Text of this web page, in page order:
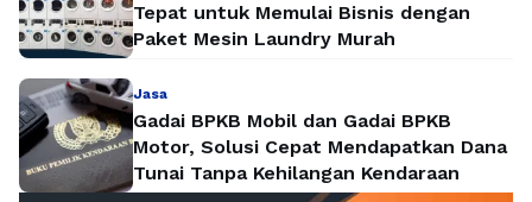
Tepat untuk Memulai Bisnis dengan
Paket Mesin Laundry Murah
Jasa
Gadai BPKB Mobil dan Gadai BPKB
Motor, Solusi Cepat Mendapatkan Dana
Tunai Tanpa Kehilangan Kendaraan